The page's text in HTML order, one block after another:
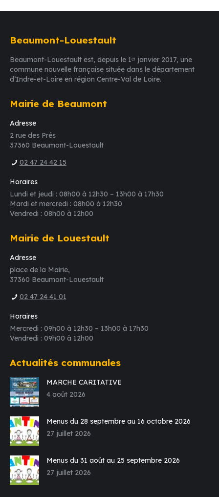
Beaumont-Louestault
Beaumont-Louestault est, depuis le 1ᵉʳ janvier 2017, une
commune nouvelle française située dans le département
d’Indre-et-Loire en région Centre-Val de Loire.
Mairie de Beaumont
Adresse
2 rue des Prés
37360 Beaumont-Louestault
02 47 24 42 15
Horaires
Lundi et jeudi : 08h00 à 12h30 – 13h00 à 17h30
Mardi et mercredi : 08h00 à 12h30
Vendredi : 08h00 à 12h00
Mairie de Louestault
Adresse
place de la Mairie,
37360 Beaumont-Louestault
02 47 24 41 01
Horaires
Mercredi : 09h00 à 12h30 – 13h00 à 17h30
Vendredi : 09h00 à 12h00
Actualités communales
MARCHE CARITATIVE
4 août 2026
Menus du 28 septembre au 16 octobre 2026
27 juillet 2026
Menus du 31 août au 25 septembre 2026
27 juillet 2026